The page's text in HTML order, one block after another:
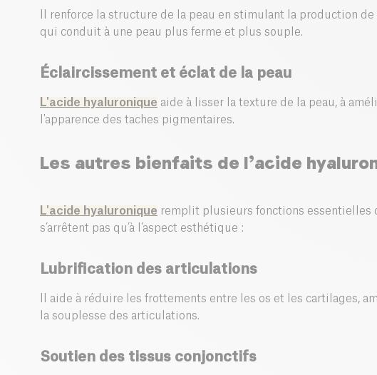
Il renforce la structure de la peau en stimulant la production
qui conduit à une peau plus ferme et plus souple.
Éclaircissement et éclat de la peau
L'acide hyaluronique aide à lisser la texture de la peau, à
l'apparence des taches pigmentaires.
Les autres bienfaits de l’acide
L'acide hyaluronique remplit plusieurs fonctions essentielles
s’arrêtent pas qu’à l’aspect esthétique :
Lubrification des articulations
Il aide à réduire les frottements entre les os et les cartilages,
la souplesse des articulations.
Soutien des tissus conjonctifs